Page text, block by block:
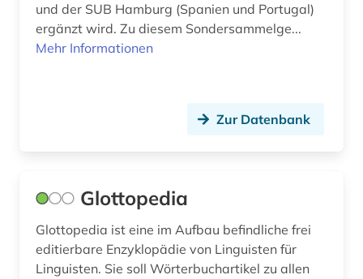
und der SUB Hamburg (Spanien und Portugal)
ergänzt wird. Zu diesem Sondersammelge...
Mehr Informationen
Zur Datenbank
Glottopedia
Glottopedia ist eine im Aufbau befindliche frei
editierbare Enzyklopädie von Linguisten für
Linguisten. Sie soll Wörterbuchartikel zu allen